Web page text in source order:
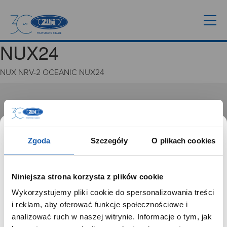
Zgoda Szczegóły O plikach cookies
Niniejsza strona korzysta z plików cookie
Wykorzystujemy pliki cookie do spersonalizowania treści
i reklam, aby oferować funkcje społecznościowe i
analizować ruch w naszej witrynie. Informacje o tym, jak
NUX24
NUX NRV-2 OCEANIC NUX24
GRUPA ZIBI
Historia
Misja, wizja i wartości Grupy Zibi
Ważne daty
Zgoda na ciasteczka
PRODUKTY
Zegarki
SZANOWNY UŻYTKOWNIKU,
SZANOWNA UŻYTKOWNICZKO